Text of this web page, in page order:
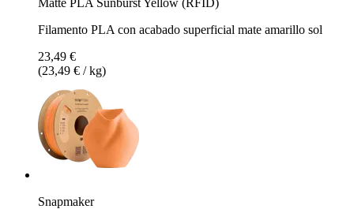
Filamento PLA con acabado superficial mate amarillo sol
23,49 €
(23,49 € / kg)
Snapmaker